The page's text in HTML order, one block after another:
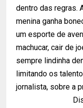
dentro das regras.
menina ganha
um esporte de
machucar, cair de
sempre lindinha
limitando os
jornalista, sobre a